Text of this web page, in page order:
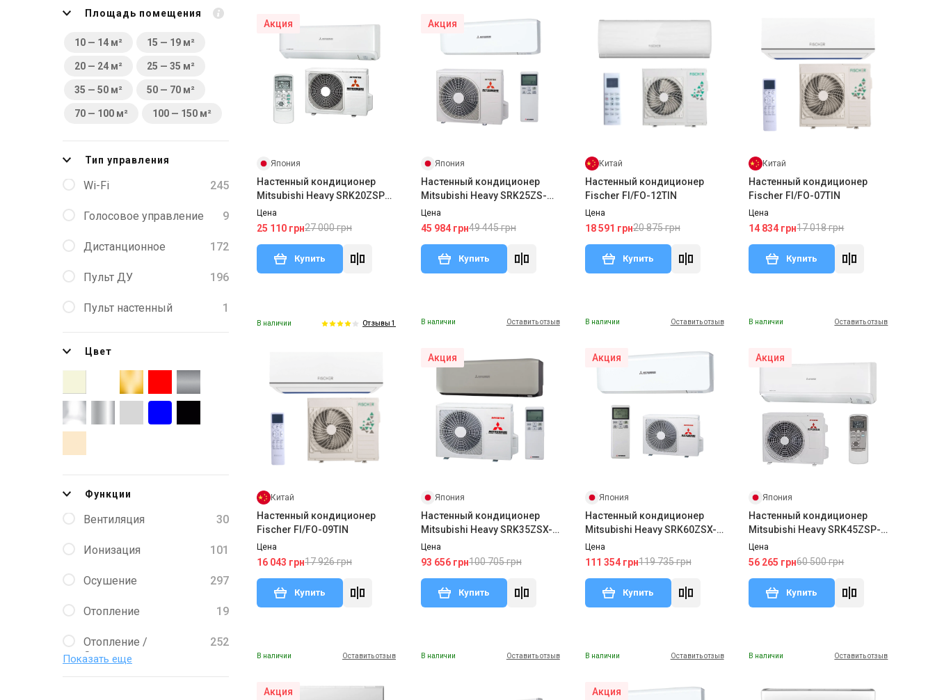
Площадь помещения
10 — 14 м² 15 — 19 м²
20 — 24 м² 25 — 35 м²
35 — 50 м² 50 — 70 м²
70 — 100 м² 100 — 150 м²
Тип управления
Wi-Fi 245
Голосовое управление 9
Дистанционное 172
Пульт ДУ 196
Пульт настенный 1
Цвет
Функции
Вентиляция 30
Ионизация 101
Осушение 297
Отопление 19
Отопление /
Охлаждение
252
Показать еще
Акция
Япония
Настенный кондиционер
Mitsubishi Heavy SRK20ZSPR-
S/SRC20ZSPR-S
Цена
25 110 грн27 000 грн
Купить
Акция
Япония
Настенный кондиционер
Mitsubishi Heavy SRK25ZS-
W/SRC25ZS-W2
Цена
45 984 грн49 445 грн
Купить
Китай
Настенный кондиционер
Fischer FI/FO-12TIN
Цена
18 591 грн20 875 грн
Купить
Китай
Настенный кондиционер
Fischer FI/FO-07TIN
Цена
14 834 грн17 018 грн
Купить
В наличии Отзывы 1
Китай
Настенный кондиционер
Fischer FI/FO-09TIN
Цена
16 043 грн17 926 грн
Купить
В наличии Оставить отзыв
Акция
Япония
Настенный кондиционер
Mitsubishi Heavy SRK35ZSX-
WT/SRC35ZSX-W
Цена
93 656 грн100 705 грн
Купить
В наличии Оставить отзыв
Акция
Япония
Настенный кондиционер
Mitsubishi Heavy SRK60ZSX-
W/SRC60ZSX-W2(3)
Цена
111 354 грн119 735 грн
Купить
В наличии Оставить отзыв
Акция
Япония
Настенный кондиционер
Mitsubishi Heavy SRK45ZSP-
W(1)/SRC45ZSP-W(1)
Цена
56 265 грн60 500 грн
Купить
В наличии Оставить отзыв
Акция
В наличии Оставить отзыв В наличии Оставить отзыв
Акция
В наличии Оставить отзыв